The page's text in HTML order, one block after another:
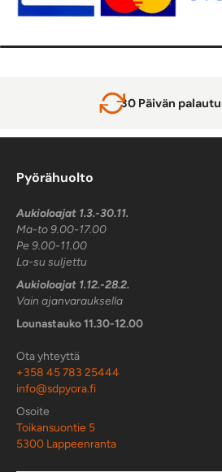
30 Päivän
Pyörähuolto
Aukioloajat 1.3.-30.11.
Ma-to 9.00-17.00
Pe 9.00-11.00
La-su suljettu
Aukioloajat 1.12.-28.2.
Vain ajanvarauksella
Lounastauko 11.30-12.00
Ota yhteyttä
+358 45 783 25444
info@sdpyora.fi
Osoite
Toikansuontie 5
5300 Lappeenranta